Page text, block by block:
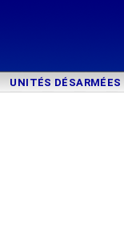
UNITÉS DÉSARMÉES